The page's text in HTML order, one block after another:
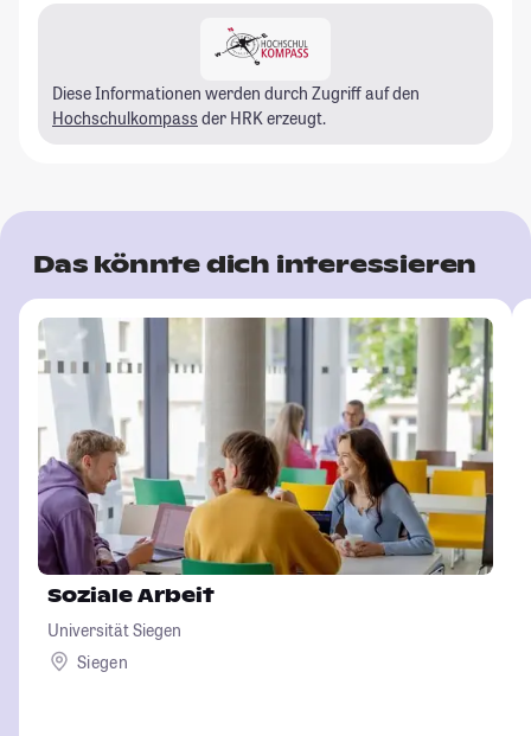
Diese Informationen werden durch Zugriff auf den
Hochschulkompass der HRK erzeugt.
Das könnte dich interessieren
Soziale Arbeit
Universität Siegen
Siegen